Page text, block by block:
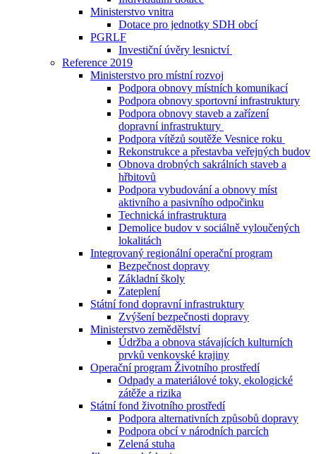
Ministerstvo vnitra
Dotace pro jednotky SDH obcí
PGRLF
Investiční úvěry lesnictví
Reference 2019
Ministerstvo pro místní rozvoj
Podpora obnovy místních komunikací
Podpora obnovy sportovní infrastruktury
Podpora obnovy staveb a zařízení
dopravní infrastruktury
Podpora vítězů soutěže Vesnice roku
Rekonstrukce a přestavba veřejných budov
Obnova drobných sakrálních staveb a
hřbitovů
Podpora vybudování a obnovy míst
aktivního a pasivního odpočinku
Technická infrastruktura
Demolice budov v sociálně vyloučených
lokalitách
Integrovaný regionální operační program
Bezpečnost dopravy
Základní školy
Zateplení
Státní fond dopravní infrastruktury
Zvýšení bezpečnosti dopravy
Ministerstvo zemědělství
Údržba a obnova stávajících kulturních
prvků venkovské krajiny
Operační program Životního prostředí
Odpady a materiálové toky, ekologické
zátěže a rizika
Státní fond životního prostředí
Podpora alternativních způsobů dopravy
Podpora obcí v národních parcích
Zelená stuha